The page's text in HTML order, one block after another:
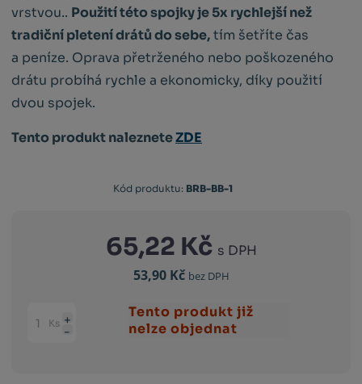
vrstvou.. Použití této spojky je 5x rychlejší než
tradiční pletení drátů do sebe,tím šetříte čas
a peníze. Oprava přetrženého nebo poškozeného
drátu probíhá rychle a ekonomicky, díky použití
dvou spojek.
Tento produkt nalezneteZDE
Kód produktu: BRB-BB-1
65,22 Kč s DPH
53,90 Kč bez DPH
Změnit
Navýšit
Snížit
Ks
Tento produkt již
nelze objednat